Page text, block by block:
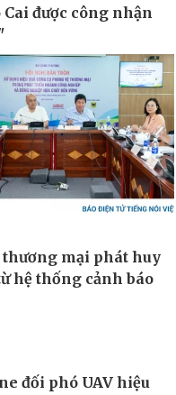
đối phó UAV hiệu